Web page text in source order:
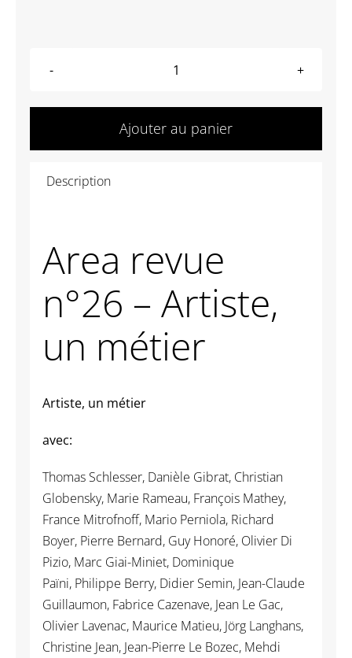
quantité
revue
Ajouter au panier
Description
Area revue
n°26 – Artiste,
un métier
Artiste, un métier
avec:
Thomas Schlesser, Danièle Gibrat, Christian
Globensky, Marie Rameau, François Mathey,
France Mitrofnoff, Mario Perniola, Richard
Boyer, Pierre Bernard, Guy Honoré, Olivier Di
Pizio, Marc Giai-Miniet, Dominique
Païni, Philippe Berry, Didier Semin, Jean-Claude
Guillaumon, Fabrice Cazenave, Jean Le Gac,
Olivier Lavenac, Maurice Matieu, Jörg Langhans,
Christine Jean, Jean-Pierre Le Bozec, Mehdi